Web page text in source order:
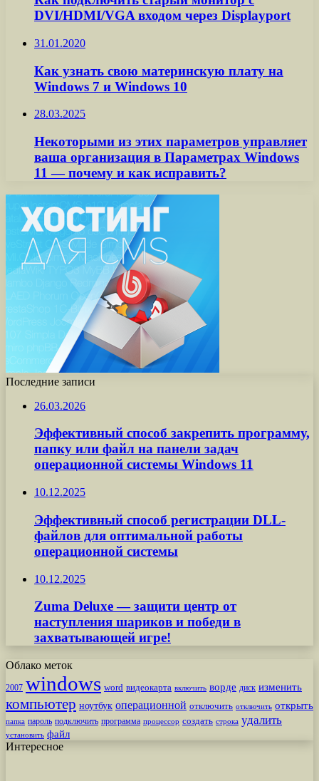
DVI/HDMI/VGA входом через Displayport
31.01.2020
Как узнать свою материнскую плату на
Windows 7 и Windows 10
28.03.2025
Некоторыми из этих параметров управляет
ваша организация в Параметрах Windows
11 — почему и как исправить?
Последние записи
26.03.2026
Эффективный способ закрепить программу,
папку или файл на панели задач
операционной системы Windows 11
10.12.2025
Эффективный способ регистрации DLL-
файлов для оптимальной работы
операционной системы
10.12.2025
Zuma Deluxe — защити центр от
наступления шариков и победи в
захватывающей игре!
Облако меток
2007 windows word видеокарта включить ворде диск изменить
компьютер ноутбук операционной отключить отключить открыть
папка пароль подключить программа процессор создать строка удалить
установить файл
Интересное